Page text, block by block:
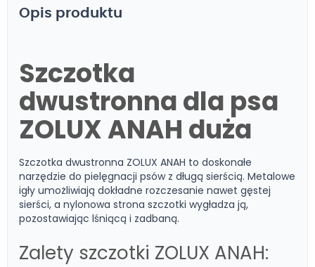
Opis produktu
Szczotka
dwustronna dla psa
ZOLUX ANAH duża
Szczotka dwustronna ZOLUX ANAH to doskonałe
narzędzie do pielęgnacji psów z długą sierścią. Metalowe
igły umożliwiają dokładne rozczesanie nawet gęstej
sierści, a nylonowa strona szczotki wygładza ją,
pozostawiając lśniącą i zadbaną.
Zalety szczotki ZOLUX ANAH: